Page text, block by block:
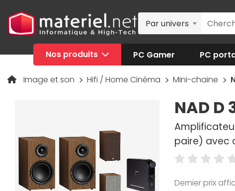
Par univers
Nos produits PC Gamer PC
Image et son Hifi / Home Cinéma Mini-chaine
NAD D
paire) avec
Dernier prix